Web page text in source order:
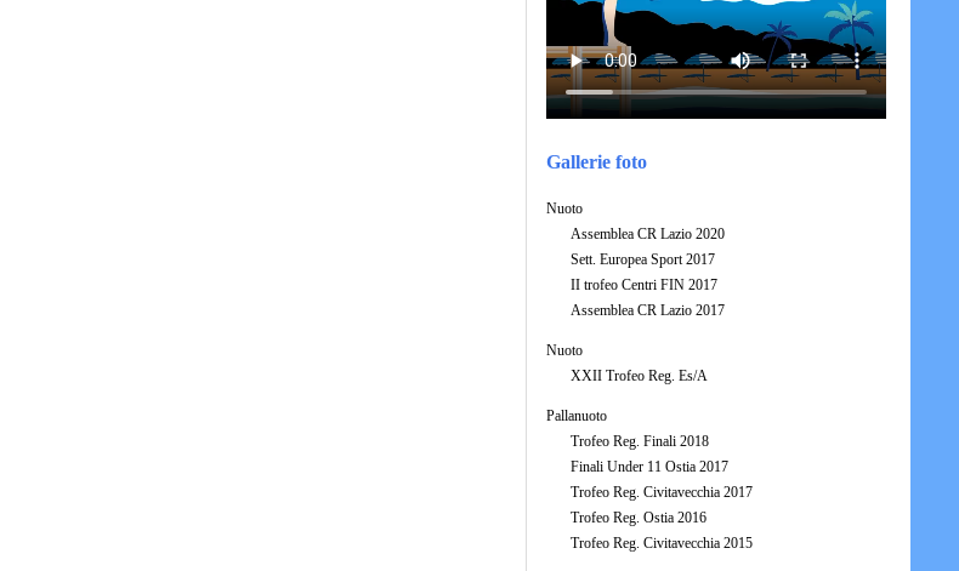
Gallerie foto
Nuoto
Assemblea CR Lazio 2020
Sett. Europea Sport 2017
II trofeo Centri FIN 2017
Assemblea CR Lazio 2017
Nuoto
XXII Trofeo Reg. Es/A
Pallanuoto
Trofeo Reg. Finali 2018
Finali Under 11 Ostia 2017
Trofeo Reg. Civitavecchia 2017
Trofeo Reg. Ostia 2016
Trofeo Reg. Civitavecchia 2015